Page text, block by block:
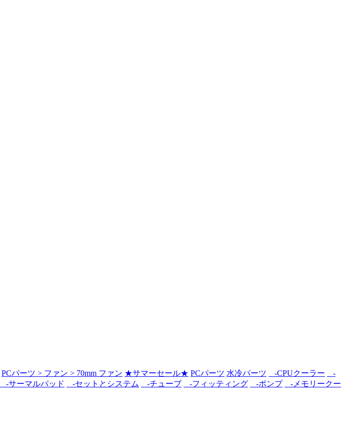
PCパーツ > ファン > 70mm ファン ★サマーセール★ PCパーツ 水冷パーツ -CPUクーラー
-
-サーマルパッド -セットとシステム -チューブ -フィッティング -ポンプ
-メモリークー